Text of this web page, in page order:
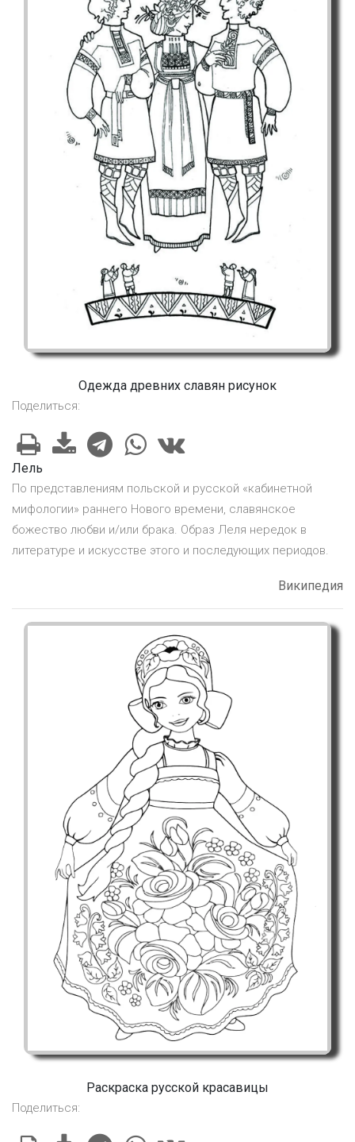
Одежда древних славян рисунок
Поделиться:
Лель
По представлениям польской и русской «кабинетной
мифологии» раннего Нового времени, славянское
божество любви и/или брака. Образ Леля нередок в
литературе и искусстве этого и последующих периодов.
Википедия
Раскраска русской красавицы
Поделиться: